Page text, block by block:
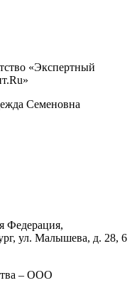
«Экспертный
Семеновна
Федерация,
, ул. Малышева, д. 28, 6
– ООО